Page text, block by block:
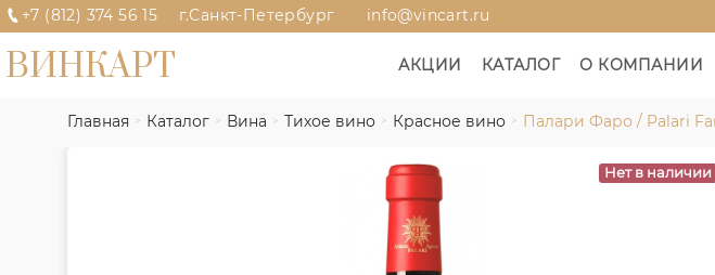
+7 (812) 374 56 15 г.Санкт-Петербург info@vincart.ru
ВИНКАРТ АКЦИИ КАТАЛОГ О КОМПАНИИ
Главная Каталог Вина Тихое вино Красное вино Палари Фаро / Palari
Нет в наличии